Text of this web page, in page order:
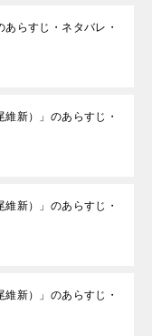
あらすじ・ネタバレ・
維新）」のあらすじ・
維新）」のあらすじ・
維新）」のあらすじ・